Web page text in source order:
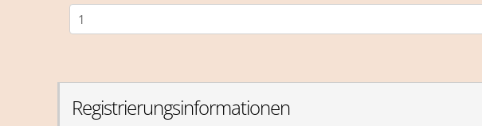
Registrierungsinformationen